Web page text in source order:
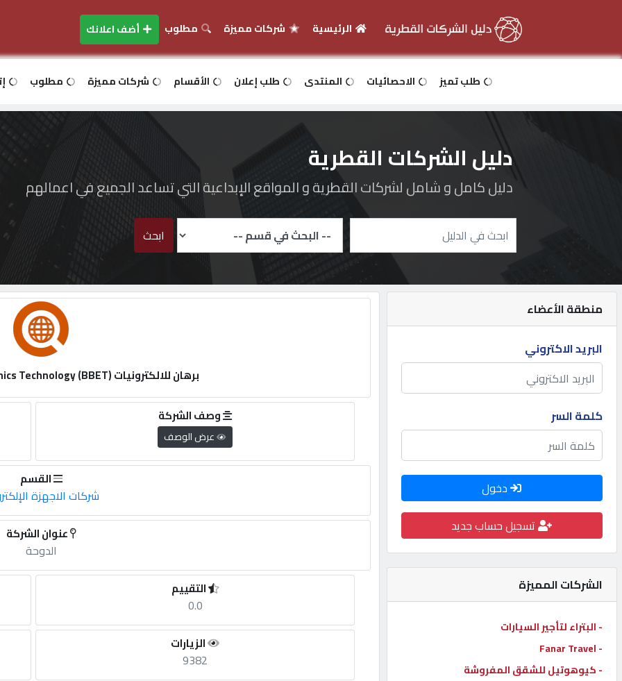
دخول
اعلانك
مطلوب
طلب
الاحصائيات
الأقسام
شركات
مميزة
إبحث
إتصل
بنا
الرئيسية شركات مميزة مطلوب أضف اعلانك
طلب تميز الاحصائيات المنتدى طلب إعلان الأقسام شركات مميزة مطلوب
دليل الشركات القطرية
دليل كامل و شامل لشركات القطرية و المواقع الإبداعية التي تساعد الجميع في اعمالهم
ابحث
منطقة الأعضاء
البريد الاكتروني
كلمة السر
دخول
تسجيل حساب جديد
الشركات المميزة
- البتراء لتأجير السيارات
- Fanar Travel
- كيوهوتيل للشقق المفروشة
برهان للالكترونيات Burhan Brilliant Electronics Technology (BBET)
وصف الشركة
عرض الوصف
القسم
شركات الاجهزة
عنوان الشركة
الدوحة
التقييم
0.0
الزيارات
9382